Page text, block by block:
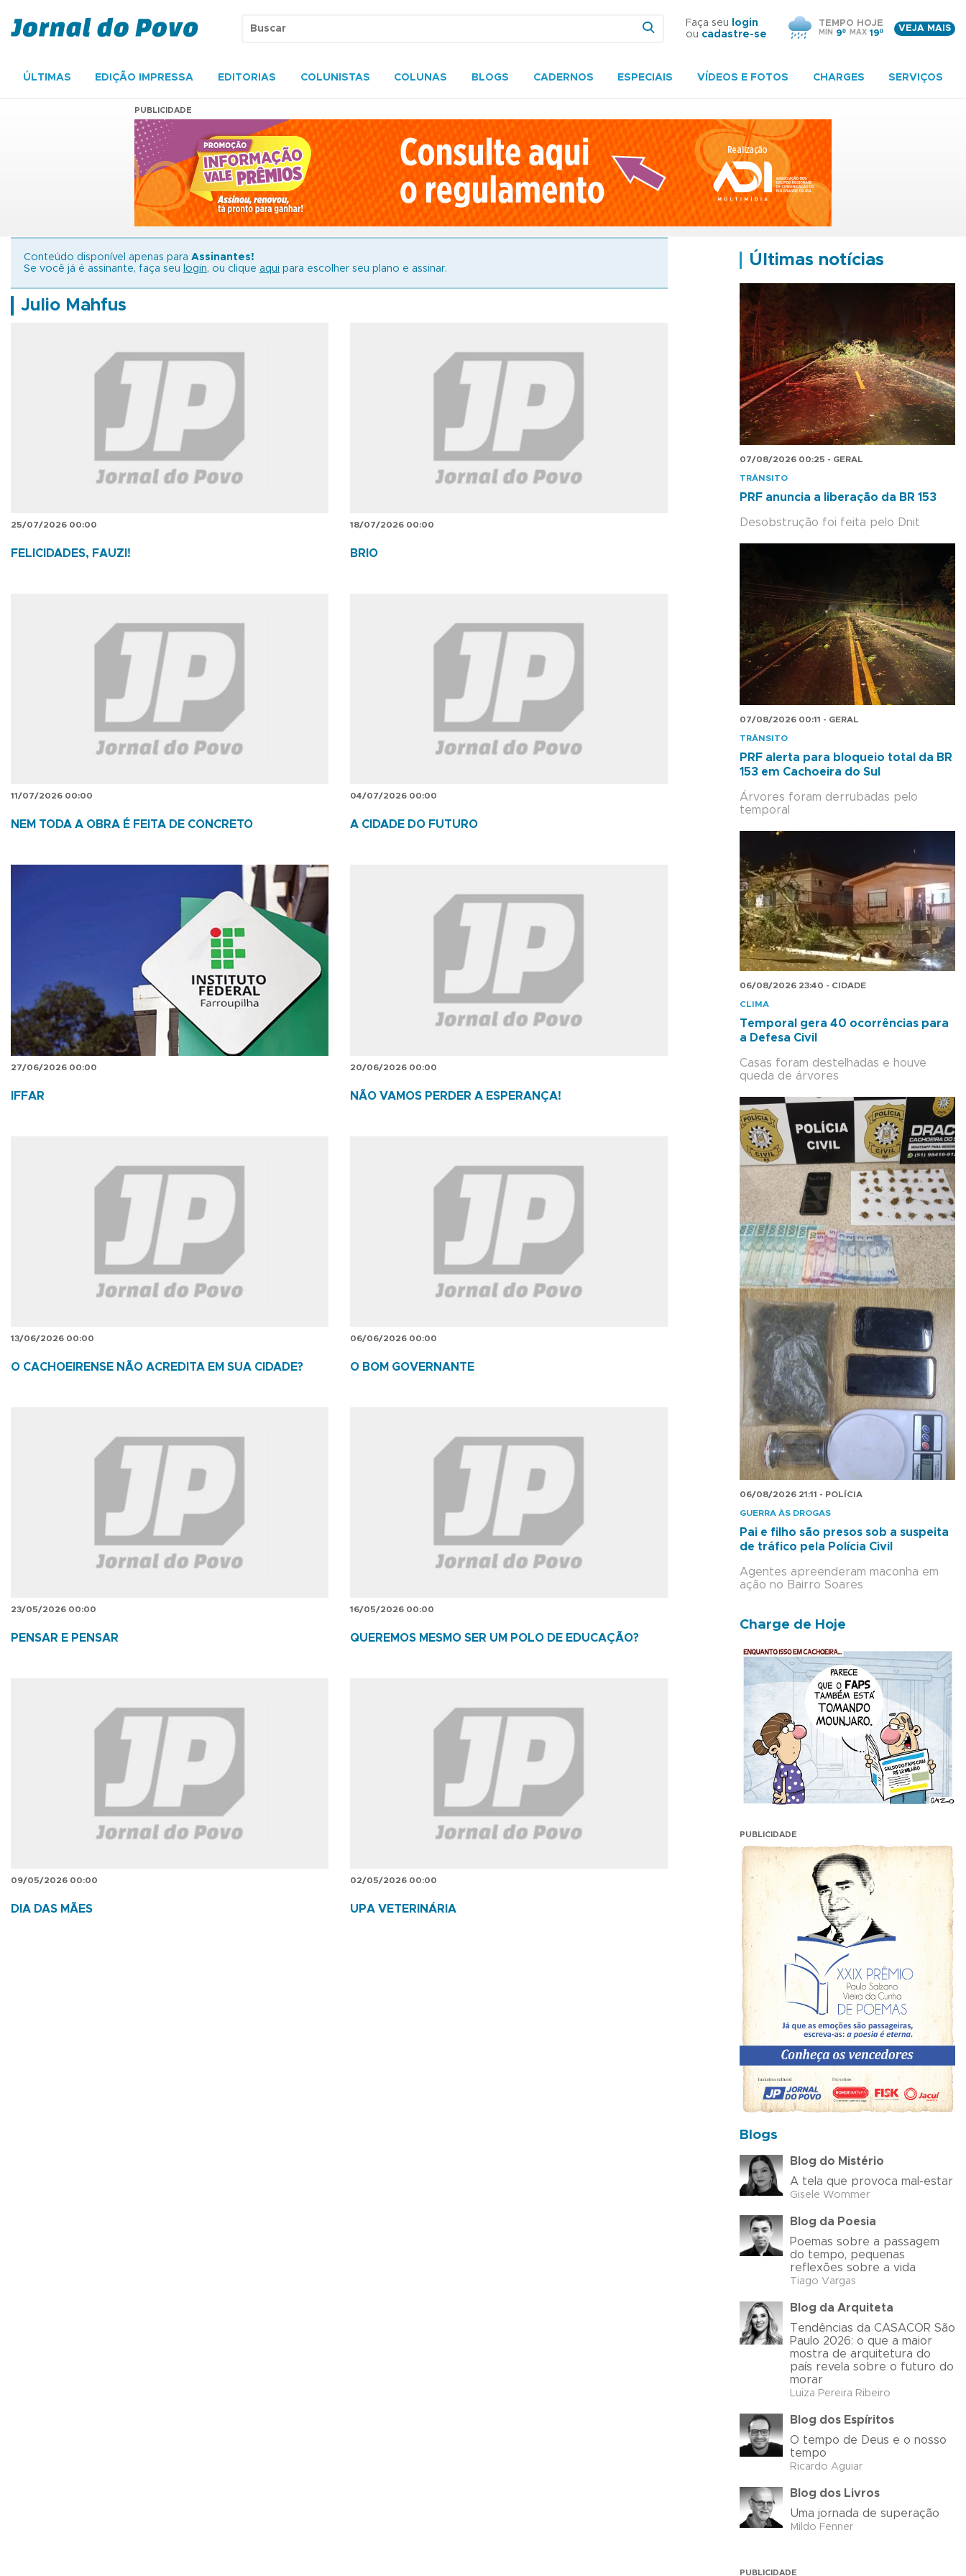
Faça seu
login
ou cadastre-se
TEMPO HOJE
MIN 9º MAX 19º
VEJA MAIS
ÚLTIMAS EDIÇÃO IMPRESSA EDITORIAS COLUNISTAS COLUNAS BLOGS CADERNOS ESPECIAIS VÍDEOS E FOTOS CHARGES SERVIÇOS
PUBLICIDADE
Conteúdo disponível apenas para Assinantes!
Se você já é assinante, faça seu
login, ou clique aqui para escolher seu plano e assinar.
Julio Mahfus
25/07/2026 00:00
FELICIDADES, FAUZI!
18/07/2026 00:00
BRIO
11/07/2026 00:00
NEM TODA A OBRA É FEITA DE CONCRETO
04/07/2026 00:00
A CIDADE DO FUTURO
27/06/2026 00:00
IFFAR
20/06/2026 00:00
NÃO VAMOS PERDER A ESPERANÇA!
13/06/2026 00:00
O CACHOEIRENSE NÃO ACREDITA EM SUA CIDADE?
06/06/2026 00:00
O BOM GOVERNANTE
23/05/2026 00:00
PENSAR E PENSAR
16/05/2026 00:00
QUEREMOS MESMO SER UM POLO DE EDUCAÇÃO?
09/05/2026 00:00
DIA DAS MÃES
02/05/2026 00:00
UPA VETERINÁRIA
Últimas notícias
07/08/2026 00:25 - GERAL
TRÂNSITO
PRF anuncia a liberação da BR 153
Desobstrução foi feita pelo Dnit
07/08/2026 00:11 - GERAL
TRÂNSITO
PRF alerta para bloqueio total da BR
153 em Cachoeira do Sul
Árvores foram derrubadas pelo
temporal
06/08/2026 23:40 - CIDADE
CLIMA
Temporal gera 40 ocorrências para
a Defesa Civil
Casas foram destelhadas e houve
queda de árvores
06/08/2026 21:11 - POLÍCIA
GUERRA ÀS DROGAS
Pai e filho são presos sob a suspeita
de tráfico pela Polícia Civil
Agentes apreenderam maconha em
ação no Bairro Soares
Charge de Hoje
PUBLICIDADE
Blogs
Blog do Mistério
A tela que provoca mal-estar
Gisele Wommer
Blog da Poesia
Poemas sobre a passagem
do tempo, pequenas
reflexões sobre a vida
Tiago Vargas
Blog da Arquiteta
Tendências da CASACOR São
Paulo 2026: o que a maior
mostra de arquitetura do
país revela sobre o futuro do
morar
Luiza Pereira Ribeiro
Blog dos Espíritos
O tempo de Deus e o nosso
tempo
Ricardo Aguiar
Blog dos Livros
Uma jornada de superação
Mildo Fenner
PUBLICIDADE